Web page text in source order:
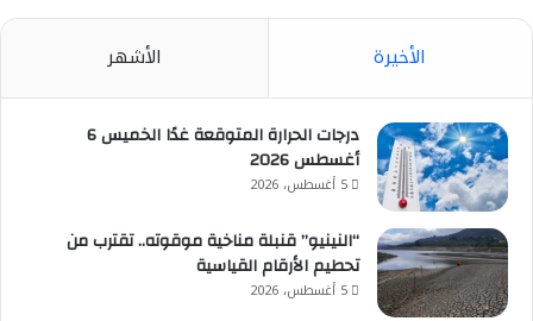
الأخيرة الأشهر
درجات الحرارة المتوقعة غدًا الخميس 6
أغسطس 2026
5 أغسطس، 2026
“النينيو” قنبلة مناخية موقوته.. تقترب من
تحطيم الأرقام القياسية
5 أغسطس، 2026